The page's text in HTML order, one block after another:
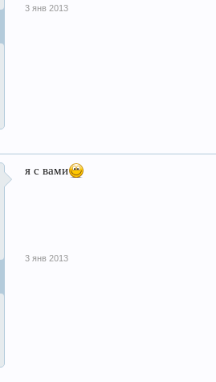
3 янв 2013
я с вами
3 янв 2013